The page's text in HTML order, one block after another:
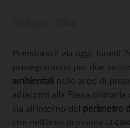
Prendono il via oggi, lunedì
proseguiranno per due
ambientali nelle aree di
adiacenti alla Fossa primaria
sia all’interno del perimetro
che nell’area prossima al